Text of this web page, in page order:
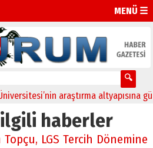
MENÜ ☰
araştırma altyapısına güçlü
ilgili haberler
LGS Tercih Dönemine